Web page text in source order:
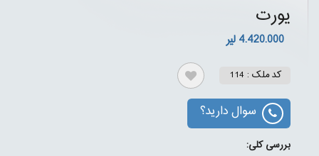
یورت
4.420.000 لیر
کد ملک : 114
سوال دارید؟
بررسی کلی: